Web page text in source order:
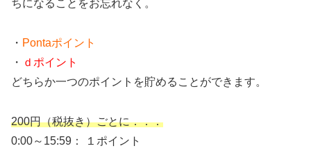
ちになることをお忘れなく。
・ Pontaポイント
・ ｄポイント
どちらか一つのポイントを貯めることができます。
200円（税抜き）ごとに．．．
0:00～15:59： １ポイント